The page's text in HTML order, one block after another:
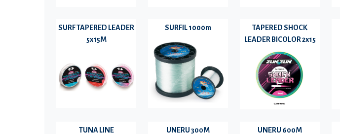
SURF TAPERED LEADER
5x15M
SURFIL 1000m
TAPERED SHOCK
LEADER BICOLOR 2x15
TUNA LINE UNERU 300M UNERU 600M